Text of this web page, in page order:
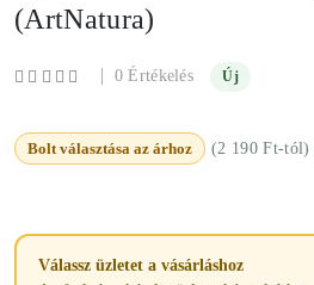
(ArtNatura)
| 0 Értékelés Új
Bolt választása az árhoz (2 190 Ft-tól)
Válassz üzletet a vásárláshoz